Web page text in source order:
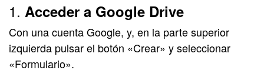
1. Acceder a Google Drive
Con una cuenta Google, y, en la parte superior
izquierda pulsar el botón «Crear» y seleccionar
«Formulario».